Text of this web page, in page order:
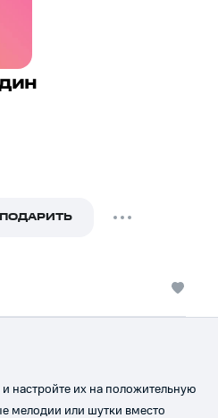
ПОДАРИТЬ
настройте их на положительную
мелодии или шутки вместо